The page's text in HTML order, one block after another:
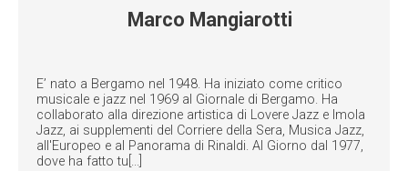
Marco Mangiarotti
E’ nato a Bergamo nel 1948. Ha iniziato come critico
musicale e jazz nel 1969 al Giornale di Bergamo. Ha
collaborato alla direzione artistica di Lovere Jazz e Imola
Jazz, ai supplementi del Corriere della Sera, Musica Jazz,
all'Europeo e al Panorama di Rinaldi. Al Giorno dal 1977,
dove ha fatto tu[...]